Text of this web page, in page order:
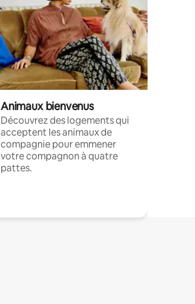
Animaux bienvenus
Découvrez des logements qui
acceptent les animaux de
compagnie pour emmener
votre compagnon à quatre
pattes.